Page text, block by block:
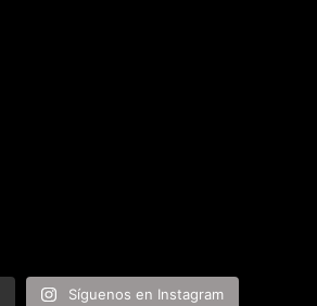
Síguenos en Instagram